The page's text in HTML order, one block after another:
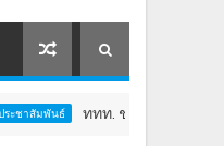
ททท. ชวนสัมผัสพลังแห่งศรัทธา